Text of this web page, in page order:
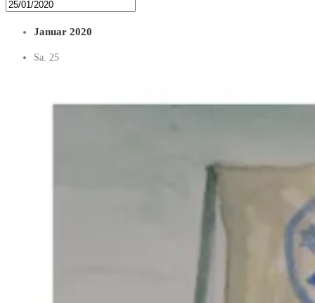
Januar 2020
Sa. 25